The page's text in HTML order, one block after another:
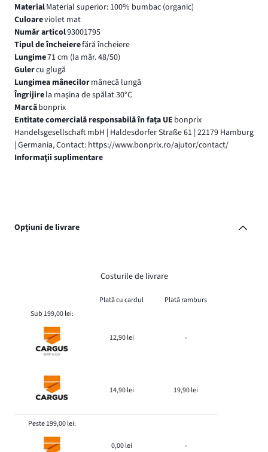
MaterialMaterial superior: 100% bumbac (organic)
Culoareviolet mat
Număr articol93001795
Tipul de încheierefără încheiere
Lungime71 cm (la măr. 48/50)
Gulercu glugă
Lungimea mânecilormânecă lungă
Îngrijirela maşina de spălat 30°C
Marcăbonprix
Entitate comercială responsabilă în fața UE bonprix
Handelsgesellschaft mbH | Haldesdorfer Straße 61 | 22179 Hamburg
| Germania, Contact: https://www.bonprix.ro/ajutor/contact/
Informaţii suplimentare
Opțiuni de livrare
Costurile de livrare
Plată cu cardul
Plată ramburs
Sub 199,00 lei:
12,90 lei -
14,90 lei 19,90 lei
Peste 199,00 lei:
0,00 lei -